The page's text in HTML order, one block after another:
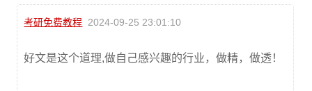
考研免费教程 2024-09-25 23:01:10
好文是这个道理,做自己感兴趣的行业，做精，做透！